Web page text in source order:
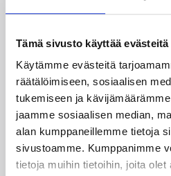
Tämä sivusto käyttää evästeitä
Käytämme evästeitä
räätälöimiseen, sosiaalisen
tukemiseen ja
jaamme sosiaalisen median,
alan kumppaneillemme tietoja
sivustoamme. Kumppanimme
tietoja muihin tietoihin, joita olet
Korisliiga 07.08.2026 09:23
Daniel Dolenc
haaviin